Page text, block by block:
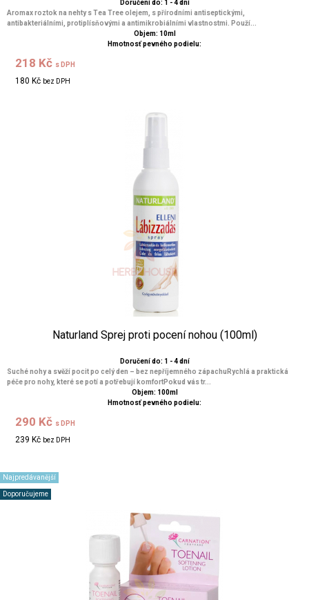
Doručení do: 1 - 4 dní
Aromax roztok na nehty s Tea Tree olejem, s přírodními antiseptickými,
antibakteriálními, protiplísňovými a antimikrobiálními vlastnostmi. Použí...
Objem: 10ml
Hmotnosť pevného podielu:
218 Kč s DPH
180 Kč bez DPH
Naturland Sprej proti pocení nohou (100ml)
Doručení do: 1 - 4 dní
Suché nohy a svěží pocit po celý den – bez nepříjemného zápachuRychlá a praktická
péče pro nohy, které se potí a potřebují komfortPokud vás tr...
Objem: 100ml
Hmotnosť pevného podielu:
290 Kč s DPH
239 Kč bez DPH
Najpredávanější
Doporučujeme